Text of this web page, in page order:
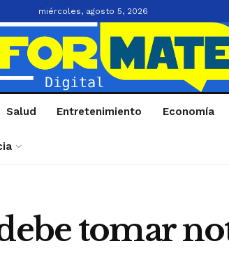
miércoles, agosto 5, 2026
Salud Entretenimiento Economía
tomar